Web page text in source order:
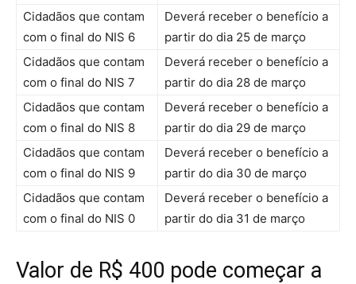
Cidadãos que contam
com o final do NIS 6
Deverá receber o benefício a
partir do dia 25 de março
Cidadãos que contam
com o final do NIS 7
Deverá receber o benefício a
partir do dia 28 de março
Cidadãos que contam
com o final do NIS 8
Deverá receber o benefício a
partir do dia 29 de março
Cidadãos que contam
com o final do NIS 9
Deverá receber o benefício a
partir do dia 30 de março
Cidadãos que contam
com o final do NIS 0
Deverá receber o benefício a
partir do dia 31 de março
Valor de R$ 400 pode começar a